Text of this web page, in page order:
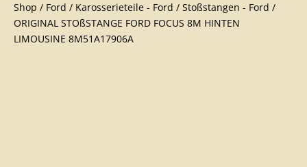
Shop / Ford / Karosserieteil​e - Ford / Stoßstangen - Ford /
ORIGINAL STOßSTANGE FORD FOCUS 8M HINTEN
LIMOUSINE 8M51A17906A